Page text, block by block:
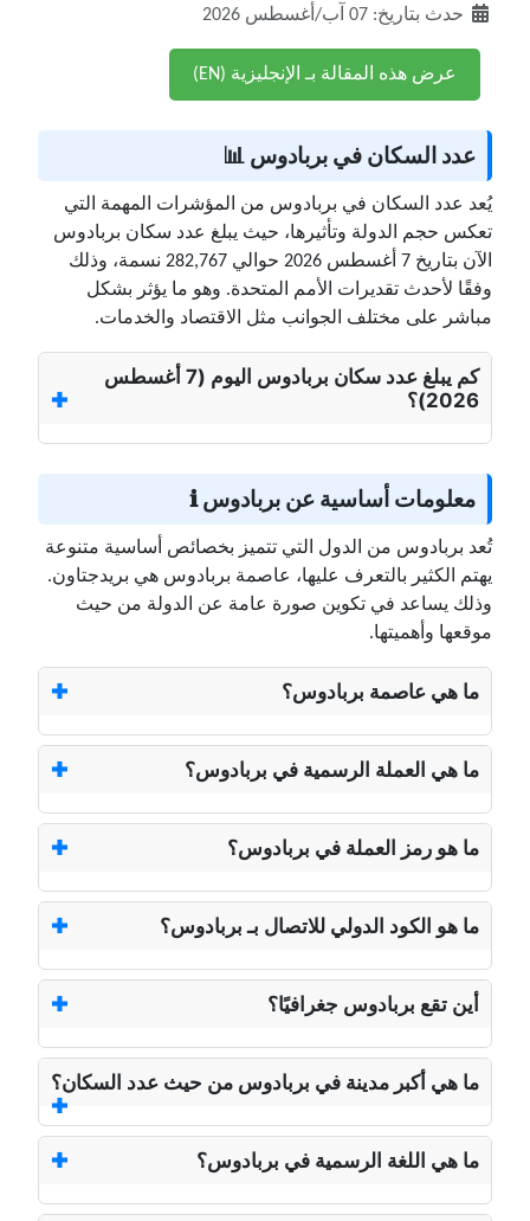
حدث بتاريخ: 07 آب/أغسطس 2026
عرض هذه المقالة بـ الإنجليزية (EN)
عدد السكان في بربادوس 📊
يُعد عدد السكان في بربادوس من المؤشرات المهمة التي
تعكس حجم الدولة وتأثيرها، حيث يبلغ عدد سكان بربادوس
الآن بتاريخ 7 أغسطس 2026 حوالي 282,767 نسمة، وذلك
وفقًا لأحدث تقديرات الأمم المتحدة. وهو ما يؤثر بشكل
مباشر على مختلف الجوانب مثل الاقتصاد والخدمات.
كم يبلغ عدد سكان بربادوس اليوم (7 أغسطس
2026)؟
معلومات أساسية عن بربادوس ℹ️
تُعد بربادوس من الدول التي تتميز بخصائص أساسية متنوعة
يهتم الكثير بالتعرف عليها، عاصمة بربادوس هي بريدجتاون.
وذلك يساعد في تكوين صورة عامة عن الدولة من حيث
موقعها وأهميتها.
ما هي عاصمة بربادوس؟
ما هي العملة الرسمية في بربادوس؟
ما هو رمز العملة في بربادوس؟
ما هو الكود الدولي للاتصال بـ بربادوس؟
أين تقع بربادوس جغرافيًا؟
ما هي أكبر مدينة في بربادوس من حيث عدد السكان؟
ما هي اللغة الرسمية في بربادوس؟